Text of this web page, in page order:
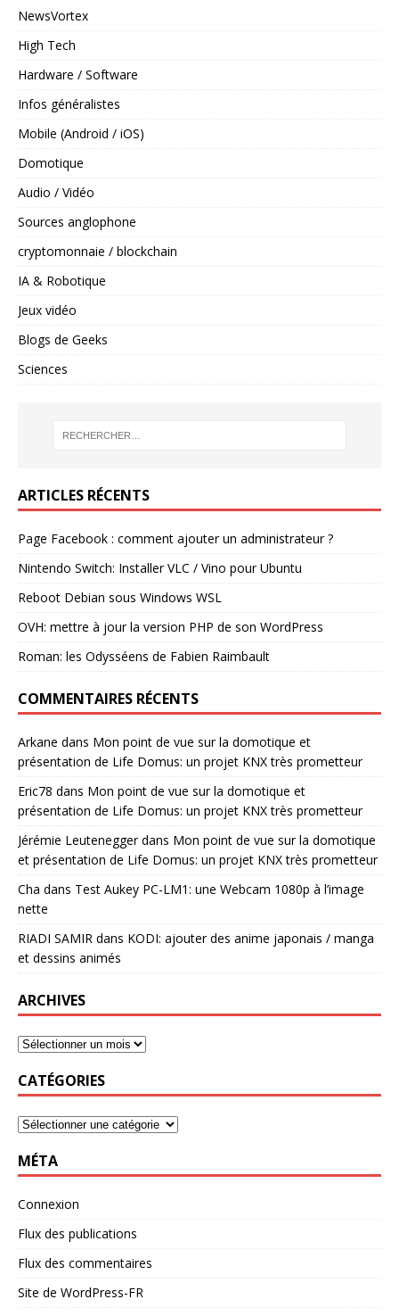
NewsVortex
High Tech
Hardware / Software
Infos généralistes
Mobile (Android / iOS)
Domotique
Audio / Vidéo
Sources anglophone
cryptomonnaie / blockchain
IA & Robotique
Jeux vidéo
Blogs de Geeks
Sciences
ARTICLES RÉCENTS
Page Facebook : comment ajouter un administrateur ?
Nintendo Switch: Installer VLC / Vino pour Ubuntu
Reboot Debian sous Windows WSL
OVH: mettre à jour la version PHP de son WordPress
Roman: les Odysséens de Fabien Raimbault
COMMENTAIRES RÉCENTS
Arkane dans Mon point de vue sur la domotique et
présentation de Life Domus: un projet KNX très prometteur
Eric78 dans Mon point de vue sur la domotique et
présentation de Life Domus: un projet KNX très prometteur
Jérémie Leuteneggerdans Mon point de vue sur la domotique
et présentation de Life Domus: un projet KNX très prometteur
Cha dans Test Aukey PC-LM1: une Webcam 1080p à l’image
nette
RIADI SAMIR dans KODI: ajouter des anime japonais / manga
et dessins animés
ARCHIVES
CATÉGORIES
MÉTA
Connexion
Flux des publications
Flux des commentaires
Site de WordPress-FR